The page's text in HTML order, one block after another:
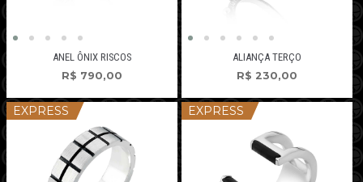
ANEL ÔNIX RISCOS
R$ 790,00
ALIANÇA TERÇO
R$ 230,00
EXPRESS EXPRESS